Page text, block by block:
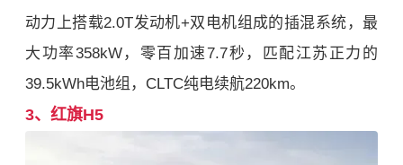
动力上搭载2.0T发动机+双电机组成的插混系统，最
大功率358kW，零百加速7.7秒，匹配江苏正力的
39.5kWh电池组，CLTC纯电续航220km。
3、 红旗H5